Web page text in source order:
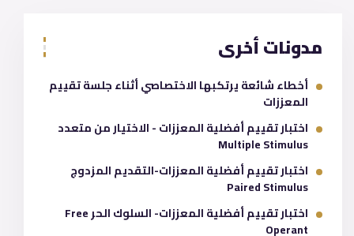
مدونات أخرى
أخطاء شائعة يرتكبها الاختصاصي أثناء جلسة تقييم
المعززات
اختبار تقييم أفضلية المعززات - الاختيار من متعدد
Multiple Stimulus
اختبار تقييم أفضلية المعززات-التقديم المزدوج
Paired Stimulus
اختبار تقييم أفضلية المعززات- السلوك الحر Free
Operant